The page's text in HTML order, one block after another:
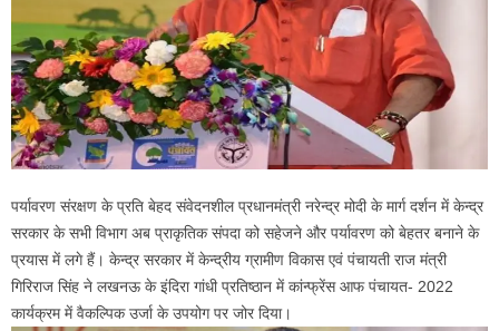
पर्यावरण संरक्षण के प्रति बेहद संवेदनशील प्रधानमंत्री नरेन्द्र मोदी के मार्ग दर्शन में केन्द्र
सरकार के सभी विभाग अब प्राकृतिक संपदा को सहेजने और पर्यावरण को बेहतर बनाने के
प्रयास में लगे हैं। केन्द्र सरकार में केन्द्रीय ग्रामीण विकास एवं पंचायती राज मंत्री
गिरिराज सिंह ने लखनऊ के इंदिरा गांधी प्रतिष्ठान में कांन्फ्रेंस आफ पंचायत- 2022
कार्यक्रम में वैकल्पिक उर्जा के उपयोग पर जोर दिया।